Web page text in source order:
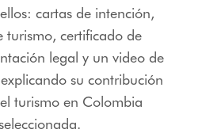
cartas de intención,
turismo, certificado de
legal y un video de
su contribución
turismo en Colombia